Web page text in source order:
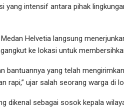
yang intensif antara pihak
Helvetia langsung
ke lokasi untuk
bantuannya yang telah
rapi,” ujar salah seorang warga di
dikenal sebagai sosok kepala